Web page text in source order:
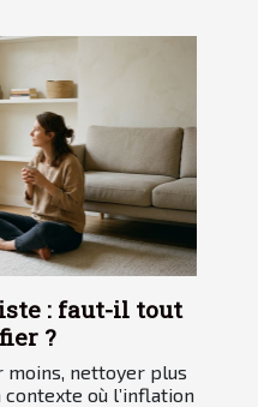
: faut-il tout
?
moins, nettoyer plus
contexte où l’inflation